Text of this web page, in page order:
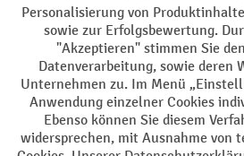
Sprachen
DE FR
AGB Impressum Datenschutz